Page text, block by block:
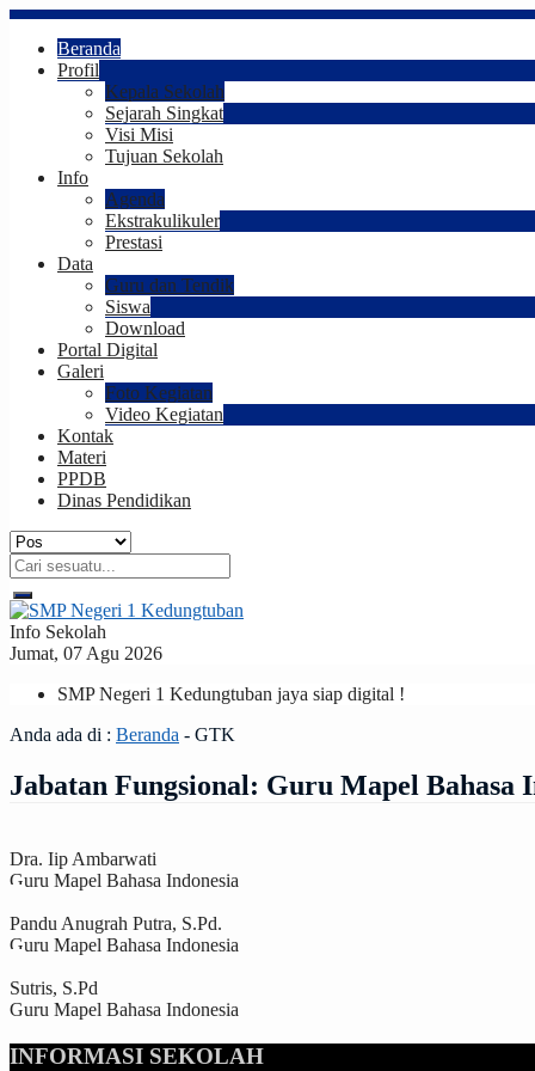
Beranda
Profil
Kepala Sekolah
Sejarah Singkat
Visi Misi
Tujuan Sekolah
Info
Agenda
Ekstrakulikuler
Prestasi
Data
Guru dan Tendik
Siswa
Download
Portal Digital
Galeri
Foto Kegiatan
Video Kegiatan
Kontak
Materi
PPDB
Dinas Pendidikan
Info Sekolah
Jumat, 07 Agu 2026
SMP Negeri 1 Kedungtuban jaya siap digital !
Anda ada di : Beranda - GTK
Jabatan Fungsional: Guru Mapel Bahasa
Dra. Iip Ambarwati
Guru Mapel Bahasa Indonesia
Pandu Anugrah Putra, S.Pd.
Guru Mapel Bahasa Indonesia
Sutris, S.Pd
Guru Mapel Bahasa Indonesia
INFORMASI SEKOLAH